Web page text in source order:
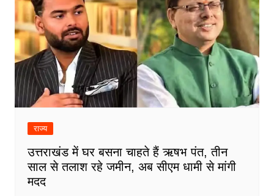
राज्य
उत्तराखंड में घर बसना चाहते हैं ऋषभ पंत, तीन
साल से तलाश रहे जमीन, अब सीएम धामी से मांगी
मदद